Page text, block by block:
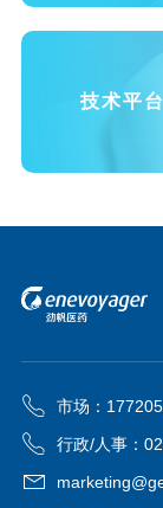
技术平台
市场：
行政/人事：